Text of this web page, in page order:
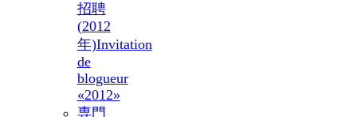
招聘
(2012
年)Invitation
de
blogueur
«2012»
専門